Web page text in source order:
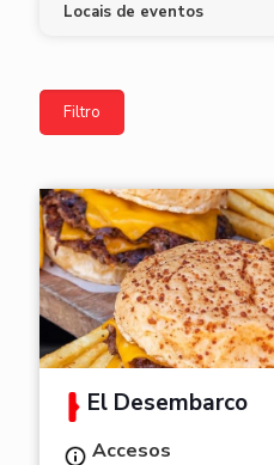
Locais de eventos
El Desembarco
Accesos